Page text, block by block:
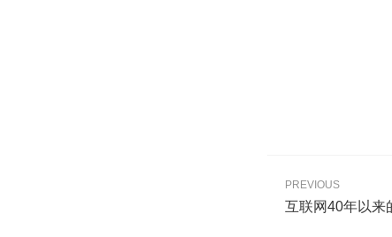
PREVIOUS
互联网40年以来